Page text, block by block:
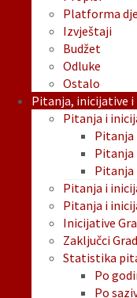
Platforma
Izvještaji
Budžet
Odluke
Ostalo
Pitanja, inicijative i
Pitanja i
Pitanja
Pitanja
Pitanja
Pitanja i
Pitanja i
Inicijative
Zaključci
Statistika
Po
Po